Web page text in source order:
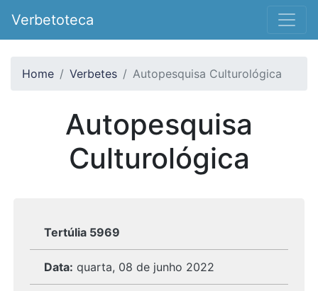
Verbetoteca
Home Verbetes Autopesquisa Culturológica
Autopesquisa
Culturológica
Tertúlia 5969
Data: quarta, 08 de junho 2022